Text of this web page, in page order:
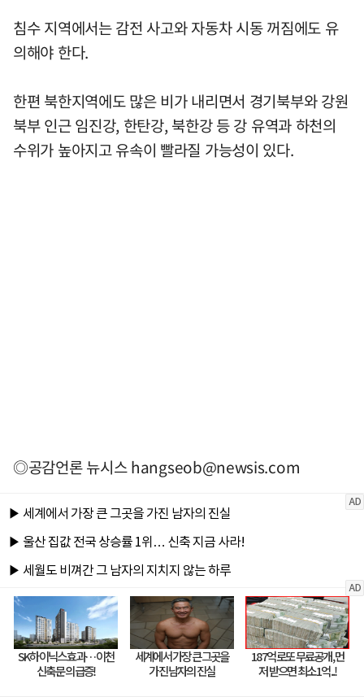
침수 지역에서는 감전 사고와 자동차 시동 꺼짐에도 유
의해야 한다.
한편 북한지역에도 많은 비가 내리면서 경기북부와 강원
북부 인근 임진강, 한탄강, 북한강 등 강 유역과 하천의
수위가 높아지고 유속이 빨라질 가능성이 있다.
◎공감언론 뉴시스hangseob@newsis.com